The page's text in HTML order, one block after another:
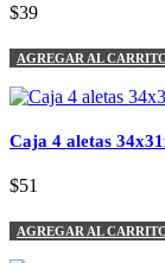
$39
AGREGAR AL
Caja 4 aletas
$51
AGREGAR AL